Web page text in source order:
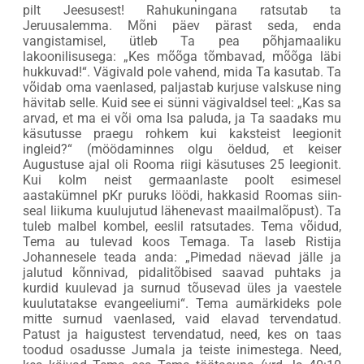
pilt Jeesusest! Rahukuningana ratsutab ta
Jeruusalemma. Mõni päev pärast seda, enda
vangistamisel, ütleb Ta pea põhjamaaliku
lakoonilisusega: „Kes mõõga tõmbavad, mõõga läbi
hukkuvad!“. Vägivald pole vahend, mida Ta kasutab. Ta
võidab oma vaenlased, paljastab kurjuse valskuse ning
hävitab selle. Kuid see ei sünni vägivaldsel teel: „Kas sa
arvad, et ma ei või oma Isa paluda, ja Ta saadaks mu
käsutusse praegu rohkem kui kaksteist leegionit
ingleid?“ (möödaminnes olgu öeldud, et keiser
Augustuse ajal oli Rooma riigi käsutuses 25 leegionit.
Kui kolm neist germaanlaste poolt esimesel
aastakümnel pKr puruks löödi, hakkasid Roomas siin-
seal liikuma kuulujutud lähenevast maailmalõpust). Ta
tuleb malbel kombel, eeslil ratsutades. Tema võidud,
Tema au tulevad koos Temaga. Ta laseb Ristija
Johannesele teada anda: „Pimedad näevad jälle ja
jalutud kõnnivad, pidalitõbised saavad puhtaks ja
kurdid kuulevad ja surnud tõusevad üles ja vaestele
kuulutatakse evangeeliumi“. Tema aumärkideks pole
mitte surnud vaenlased, vaid elavad tervendatud.
Patust ja haigustest tervendatud, need, kes on taas
toodud osadusse Jumala ja teiste inimestega. Need,